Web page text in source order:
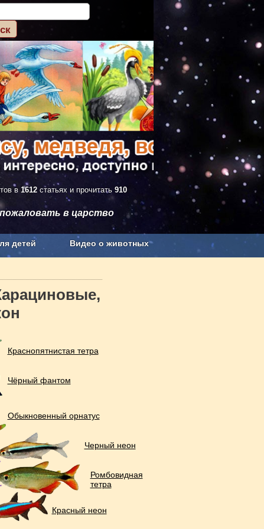
в 1612 статьях и прочитать 910
в царство
детей Видео о животных
Краснопятнистая тетра
Чёрный фантом
Обыкновенный орнатус
Черный неон
Ромбовидная
тетра
Красный неон